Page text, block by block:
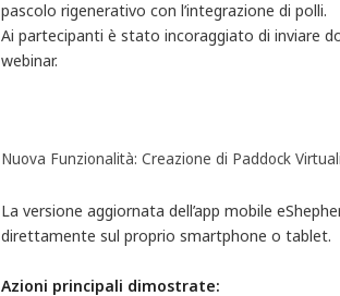
pascolo rigenerativo con l’integrazione di polli.
Ai partecipanti è stato incoraggiato di inviare
webinar.
Nuova Funzionalità: Creazione di Paddock
La versione aggiornata dell’app mobile
direttamente sul proprio smartphone o tablet.
Azioni principali dimostrate: